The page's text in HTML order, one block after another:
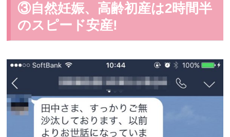
③自然妊娠、高齢初産は2時間半
のスピード安産!